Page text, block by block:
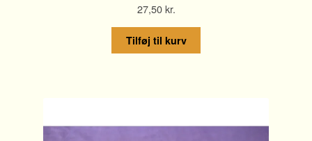
27,50kr.
Tilføj til kurv